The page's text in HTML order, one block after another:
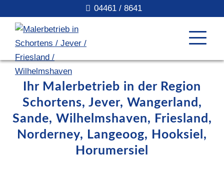
04461 / 8641
Ihr Malerbetrieb in der Region
Schortens, Jever, Wangerland,
Sande, Wilhelmshaven, Friesland,
Norderney, Langeoog, Hooksiel,
Horumersiel